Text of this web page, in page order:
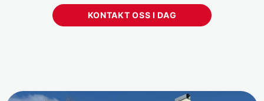
KONTAKT OSS I DAG